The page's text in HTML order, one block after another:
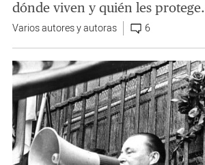
dónde viven y quién les protege.
Varios autores y autoras 6